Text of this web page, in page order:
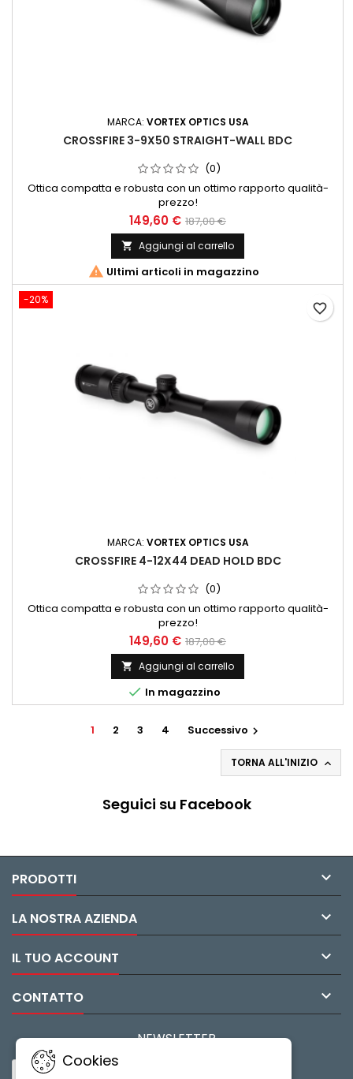
MARCA: VORTEX OPTICS USA
CROSSFIRE 3-9X50 STRAIGHT-WALL BDC
(0)
Ottica compatta e robusta con un ottimo rapporto qualità-
prezzo!
149,60 € 187,00 €
 Aggiungi al carrello
 Ultimi articoli in magazzino
-20%
MARCA: VORTEX OPTICS USA
CROSSFIRE 4-12X44 DEAD HOLD BDC
(0)
Ottica compatta e robusta con un ottimo rapporto qualità-
prezzo!
149,60 € 187,00 €
 Aggiungi al carrello
 In magazzino
favorite_border
1 2 3 4 Successivo 
TORNA ALL'INIZIO 
Seguici su Facebook
PRODOTTI 
LA NOSTRA AZIENDA 
IL TUO ACCOUNT 
CONTATTO 
Cookies
NEWSLETTER